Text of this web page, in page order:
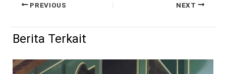
PREVIOUS NEXT
Berita Terkait